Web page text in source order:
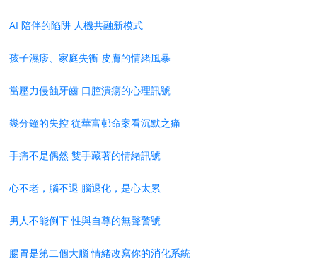
AI 陪伴的陷阱 人機共融新模式
孩子濕疹、家庭失衡 皮膚的情緒風暴
當壓力侵蝕牙齒 口腔潰瘍的心理訊號
幾分鐘的失控 從華富邨命案看沉默之痛
手痛不是偶然 雙手藏著的情緒訊號
心不老，腦不退 腦退化，是心太累
男人不能倒下 性與自尊的無聲警號
腸胃是第二個大腦 情緒改寫你的消化系統